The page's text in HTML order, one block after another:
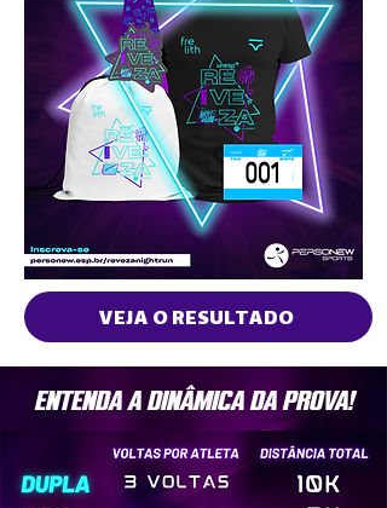
VEJA O RESULTADO
ENTENDA A DINÂMICA DA PROVA!